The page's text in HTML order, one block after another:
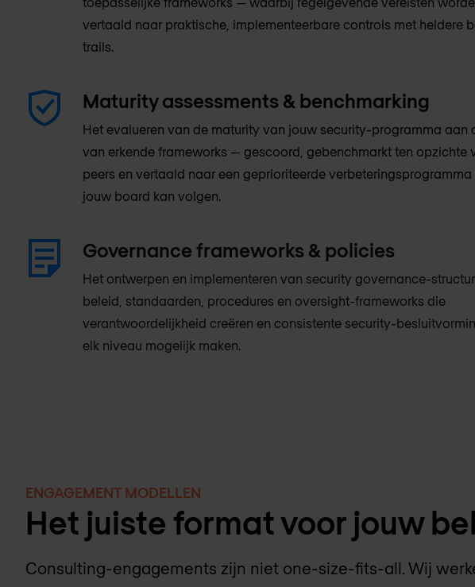
vertaald naar praktische, implementeerbare controls met heldere
trails.
Maturity assessments & benchmarking
Het evalueren van de maturity van jouw security-programma aan
van erkende frameworks — gescoord, gebenchmarkt ten opzichte
peers en vertaald naar een geprioriteerde verbeteringsprogramma
jouw board kan volgen.
Governance frameworks & policies
Het ontwerpen en implementeren van security governance-
beleid, standaarden, procedures en oversight-frameworks die
verantwoordelijkheid creëren en consistente security-
elk niveau mogelijk maken.
ENGAGEMENT MODELLEN
Het juiste format voor jouw
Consulting-engagements zijn niet one-size-fits-all. Wij